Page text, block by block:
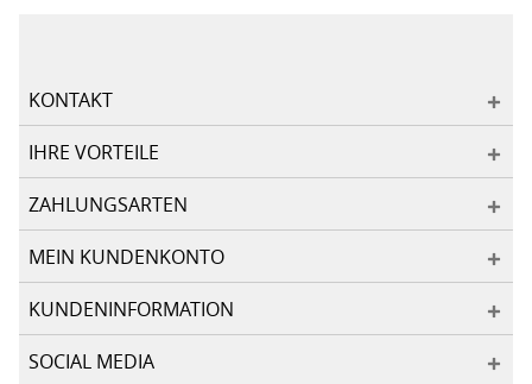
KONTAKT
IHRE VORTEILE
ZAHLUNGSARTEN
MEIN KUNDENKONTO
KUNDENINFORMATION
SOCIAL MEDIA